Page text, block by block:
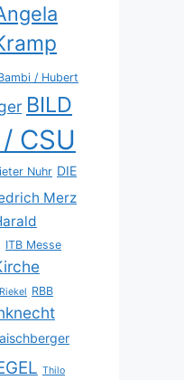
/ Hubert
BILD
CSU
Nuhr DIE
Merz
ITB Messe
RBB
Thilo